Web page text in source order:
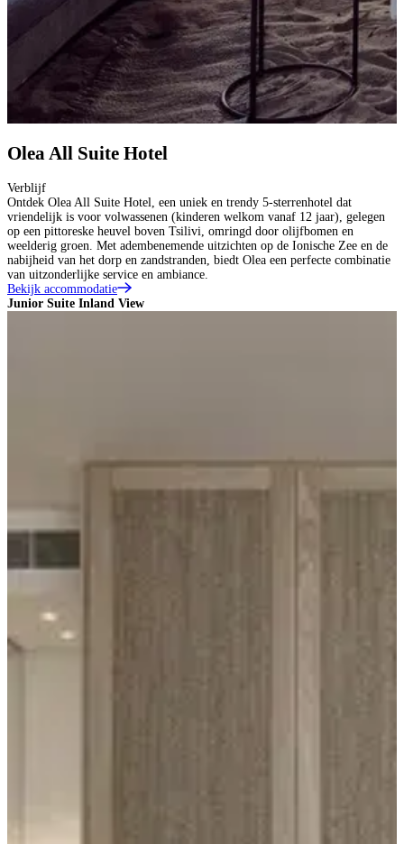
Olea All Suite Hotel
Verblijf
Ontdek Olea All Suite Hotel, een uniek en trendy 5-sterrenhotel dat
vriendelijk is voor volwassenen (kinderen welkom vanaf 12 jaar), gelegen
op een pittoreske heuvel boven Tsilivi, omringd door olijfbomen en
weelderig groen. Met adembenemende uitzichten op de Ionische Zee en de
nabijheid van het dorp en zandstranden, biedt Olea een perfecte combinatie
van uitzonderlijke service en ambiance.
Bekijk accommodatie
Junior Suite Inland View